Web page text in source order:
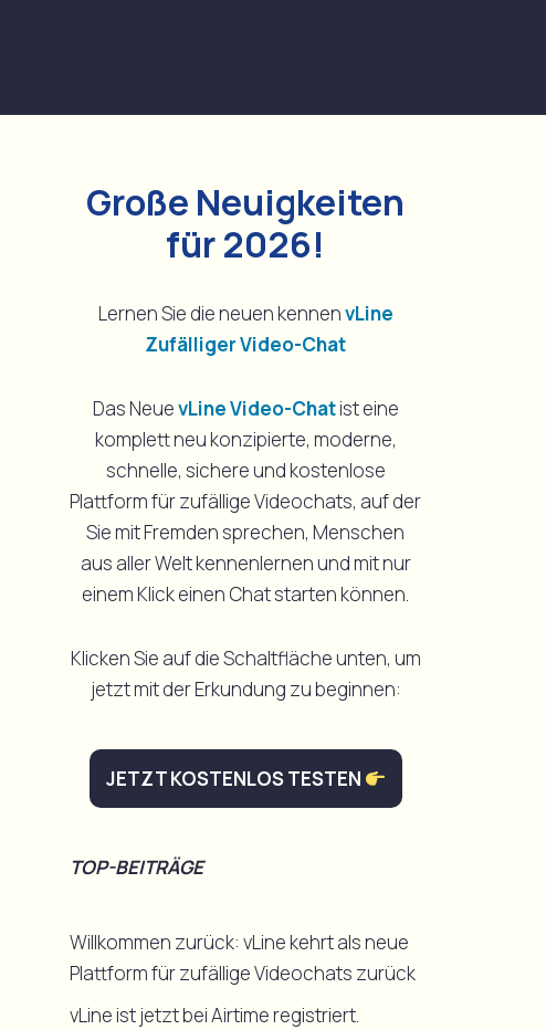
Große Neuigkeiten
für 2026!
Lernen Sie die neuen kennenvLine
Zufälliger Video-Chat
Das NeuevLine Video-Chatist eine
komplett neu konzipierte, moderne,
schnelle, sichere und kostenlose
Plattform für zufällige Videochats, auf der
Sie mit Fremden sprechen, Menschen
aus aller Welt kennenlernen und mit nur
einem Klick einen Chat starten können.
Klicken Sie auf die Schaltfläche unten, um
jetzt mit der Erkundung zu beginnen:
JETZT KOSTENLOS TESTEN
TOP-BEITRÄGE
Willkommen zurück: vLine kehrt als neue
Plattform für zufällige Videochats zurück
vLine ist jetzt bei Airtime registriert.